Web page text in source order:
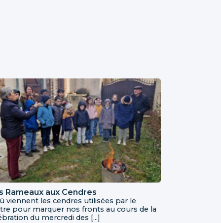
Rameaux aux Cendres
viennent les cendres utilisées par le
pour marquer nos fronts au cours de la
du mercredi des [...]